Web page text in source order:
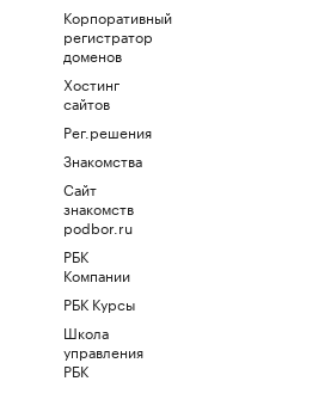
Корпоративный
регистратор
доменов
Хостинг
сайтов
Рег.решения
Знакомства
Сайт
знакомств
podbor.ru
РБК
Компании
РБК Курсы
Школа
управления
РБК